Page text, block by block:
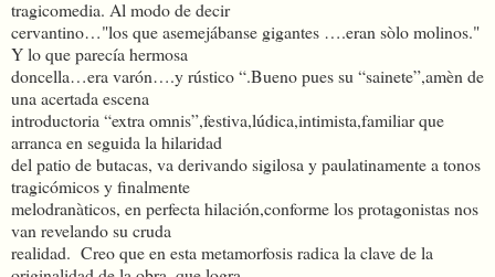
tragicomedia. Al modo de decir
cervantino…"los que asemejábanse gigantes ….eran sòlo molinos."
Y lo que parecía hermosa
doncella…era varón….y rústico “.Bueno pues su “sainete”,amèn de
una acertada escena
introductoria “extra omnis”,festiva,lúdica,intimista,familiar que
arranca en seguida la hilaridad
del patio de butacas, va derivando sigilosa y paulatinamente a tonos
tragicómicos y finalmente
melodranàticos, en perfecta hilación,conforme los protagonistas nos
van revelando su cruda
realidad. Creo que en esta metamorfosis radica la clave de la